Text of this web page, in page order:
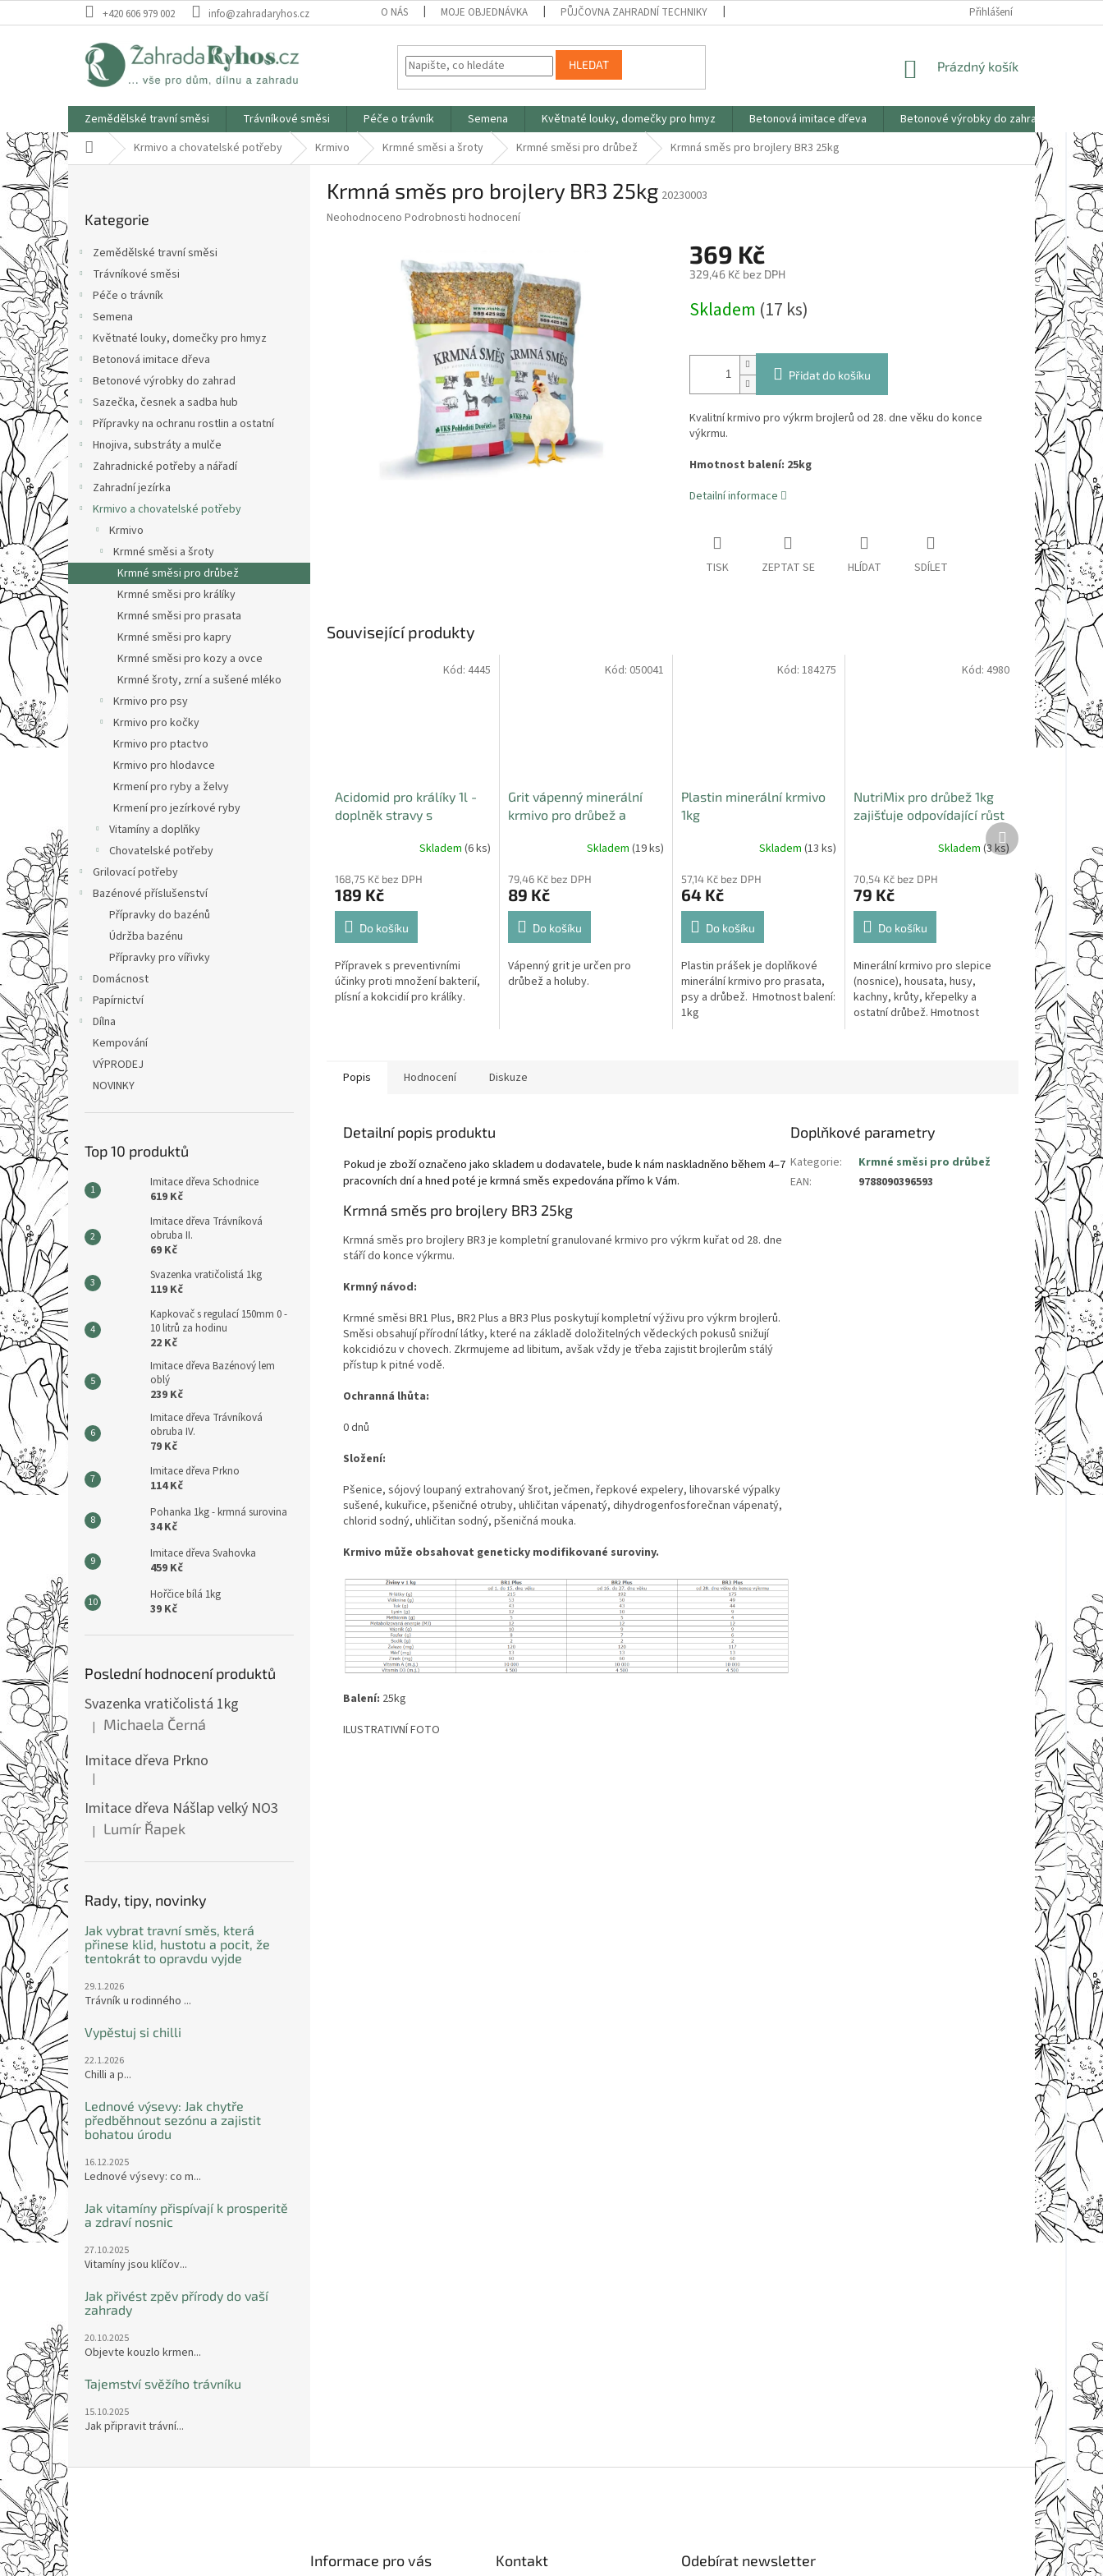
na
+420 606 979 002 info@zahradaryhos.cz O NÁS MOJE OBJEDNÁVKA PŮJČOVNA ZAHRADNÍ TECHNIKY PODMÍNKY OCHRANY
Přihlášení
HLEDAT
NÁKUPNÍ
Prázdný košík
Zemědělské travní směsi Trávníkové směsi Péče o trávník Semena Květnaté louky, domečky pro hmyz Betonová imitace dřeva Betonové výrobky do zahrad
Domů Krmivo a chovatelské potřeby Krmivo Krmné směsi a šroty Krmné směsi pro drůbež Krmná směs pro brojlery BR3 25kg
P
o
r
a
n
n
í
p
a
n
e
l
kategorie
Kategorie
Zemědělské travní směsi
Trávníkové směsi
Péče o trávník
Semena
Květnaté louky, domečky pro hmyz
Betonová imitace dřeva
Betonové výrobky do zahrad
Sazečka, česnek a sadba hub
Přípravky na ochranu rostlin a ostatní
Hnojiva, substráty a mulče
Zahradnické potřeby a nářadí
Zahradní jezírka
Krmivo a chovatelské potřeby
Krmivo
Krmné směsi a šroty
Krmné směsi pro drůbež
Krmné směsi pro králíky
Krmné směsi pro prasata
Krmné směsi pro kapry
Krmné směsi pro kozy a ovce
Krmné šroty, zrní a sušené mléko
Krmivo pro psy
Krmivo pro kočky
Krmivo pro ptactvo
Krmivo pro hlodavce
Krmení pro ryby a želvy
Krmení pro jezírkové ryby
Vitamíny a doplňky
Chovatelské potřeby
Grilovací potřeby
Bazénové příslušenství
Přípravky do bazénů
Údržba bazénu
Přípravky pro vířivky
Domácnost
Papírnictví
Dílna
Kempování
VÝPRODEJ
NOVINKY
Top 10 produktů
Imitace dřeva Schodnice
619 Kč
Imitace dřeva Trávníková
obruba II.
69 Kč
Svazenka vratičolistá 1kg
119 Kč
Kapkovač s regulací 150mm 0 -
10 litrů za hodinu
22 Kč
Imitace dřeva Bazénový lem
oblý
239 Kč
Imitace dřeva Trávníková
obruba IV.
79 Kč
Imitace dřeva Prkno
114 Kč
Pohanka 1kg - krmná surovina
34 Kč
Imitace dřeva Svahovka
459 Kč
Hořčice bílá 1kg
39 Kč
Poslední hodnocení produktů
Svazenka vratičolistá 1kg
Hodnocení produktu je 5 z 5 hvězdiček.
| Michaela Černá
Imitace dřeva Prkno
Hodnocení produktu je 5 z 5 hvězdiček.
|
Imitace dřeva Nášlap velký NO3
Hodnocení produktu je 5 z 5 hvězdiček.
| Lumír Řapek
Rady, tipy, novinky
Jak vybrat travní směs, která
přinese klid, hustotu a pocit, že
tentokrát to opravdu vyjde
29.1.2026
Trávník u rodinného ...
Vypěstuj si chilli
22.1.2026
Chilli a p...
Lednové výsevy: Jak chytře
předběhnout sezónu a zajistit
bohatou úrodu
16.12.2025
Lednové výsevy: co m...
Jak vitamíny přispívají k prosperitě
a zdraví nosnic
27.10.2025
Vitamíny jsou klíčov...
Jak přivést zpěv přírody do vaší
zahrady
20.10.2025
Objevte kouzlo krmen...
Tajemství svěžího trávníku
15.10.2025
Jak připravit trávní...
Krmná směs pro brojlery BR3 25kg 20230003
Průměrné
Neohodnoceno Podrobnosti hodnocení
369 Kč
329,46 Kč bez DPH
cena:
Skladem (17 ks)
Přidat do košíku
Kvalitní krmivo pro výkrm brojlerů od 28. dne věku do konce
výkrmu.
Hmotnost balení: 25kg
Detailní informace
TISK ZEPTAT SE HLÍDAT SDÍLET
Související produkty
Acidomid pro králíky 1l -
doplněk stravy s
množení bakterií, plísní a
Skladem (6 ks)
168,75 Kč bez DPH
189 Kč
Do košíku
Přípravek s preventivními
účinky proti množení bakterií,
plísní a kokcidií pro králíky.
Kód: 4445
Grit vápenný minerální
krmivo pro drůbež a
skořápek a kostní tkáně
Skladem (19 ks)
79,46 Kč bez DPH
89 Kč
Do košíku
Vápenný grit je určen pro
drůbež a holuby.
Kód: 050041
Plastin minerální krmivo
1kg
Skladem(13 ks)
57,14 Kč bez DPH
64 Kč
Do košíku
Plastin prášek je doplňkové
minerální krmivo pro prasata,
psy a drůbež. Hmotnost balení:
1kg
Kód:184275
NutriMix pro drůbež 1kg
zajišťuje odpovídající růst
a vývoj mladých zvířat
Skladem (3 ks)
70,54 Kč bez DPH
79 Kč
Do košíku
Minerální krmivo pro slepice
(nosnice), housata, husy,
kachny, krůty, křepelky a
ostatní drůbež. Hmotnost
Kód: 4980
Další
produkt
Popis Hodnocení Diskuze
Detailní popis produktu
Pokud je zboží označeno jako skladem u dodavatele, bude k nám naskladněno během 4–7
pracovních dní a hned poté je krmná směs expedována přímo k Vám.
Krmná směs pro brojlery BR3 25kg
Krmná směs pro brojlery BR3 je kompletní granulované krmivo pro výkrm kuřat od 28. dne
stáří do konce výkrmu.
Krmný návod:
Krmné směsi BR1 Plus, BR2 Plus a BR3 Plus poskytují kompletní výživu pro výkrm brojlerů.
Směsi obsahují přírodní látky, které na základě doložitelných vědeckých pokusů snižují
kokcidiózu v chovech. Zkrmujeme ad libitum, avšak vždy je třeba zajistit brojlerům stálý
přístup k pitné vodě.
Ochranná lhůta:
0 dnů
Složení:
Pšenice, sójový loupaný extrahovaný šrot, ječmen, řepkové expelery, lihovarské výpalky
sušené, kukuřice, pšeničné otruby, uhličitan vápenatý, dihydrogenfosforečnan vápenatý,
chlorid sodný, uhličitan sodný, pšeničná mouka.
Krmivo může obsahovat geneticky modifikované suroviny.
Balení: 25kg
ILUSTRATIVNÍ FOTO
Doplňkové parametry
Kategorie:
Krmné směsi pro drůbež
EAN: 9788090396593
Z
á
p
a
t
í
Informace pro vás Kontakt Odebírat newsletter